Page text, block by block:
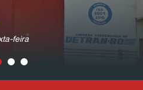
feira
VISITE-
Av. Rio